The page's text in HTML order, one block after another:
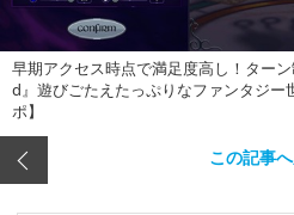
早期アクセス時点で満足度高し！ター
d』遊びごたえたっぷりなファンタジー
ポ】
この記事